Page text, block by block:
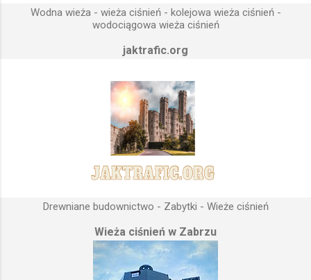
umieszczona wyżej, niż instalacje wodne znajdujące się u
odbiorców. Schema...
Wodna wieża - wieża ciśnień - kolejowa wieża ciśnień -
wodociągowa wieża ciśnień
jaktrafic.org
Drewniane budownictwo - Zabytki - Wieże ciśnień
Wieża ciśnień w Zabrzu